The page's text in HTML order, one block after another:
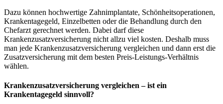
Dazu können hochwertige Zahnimplantate, Schönheitsoperationen,
Krankentagegeld, Einzelbetten oder die Behandlung durch den
Chefarzt gerechnet werden. Dabei darf diese
Krankenzusatzversicherung nicht allzu viel kosten. Deshalb muss
man jede Krankenzusatzversicherung vergleichen und dann erst die
Zusatzversicherung mit dem besten Preis-Leistungs-Verhältnis
wählen.
Krankenzusatzversicherung vergleichen – ist ein
Krankentagegeld sinnvoll?